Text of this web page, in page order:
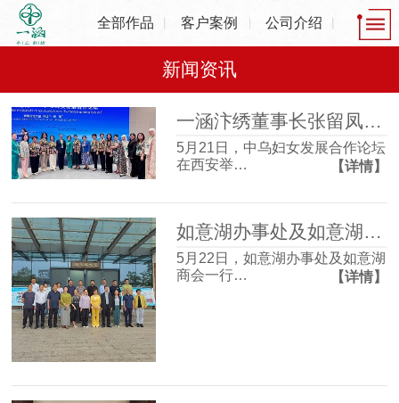
全部作品 客户案例 公司介绍
新闻资讯
一涵汴绣董事长张留凤出席中乌妇女发展合作论坛，共话非遗产业发展新机遇
5月21日，中乌妇女发展合作论坛
在西安举…
【详情】
如意湖办事处及如意湖商会一行走进一涵刺绣博物馆 沉浸式感受非遗魅力
5月22日，如意湖办事处及如意湖
商会一行…
【详情】